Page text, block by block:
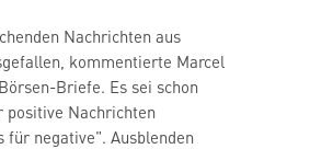
Nachrichten aus
kommentierte Marcel
Briefe. Es sei schon
Nachrichten
negative". Ausblenden